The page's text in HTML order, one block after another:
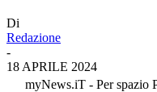
Di
Redazione
-
18 APRILE 2024
myNews.iT - Per spazio